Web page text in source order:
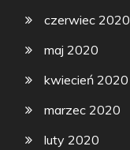
czerwiec 2020
maj 2020
kwiecień 2020
marzec 2020
luty 2020